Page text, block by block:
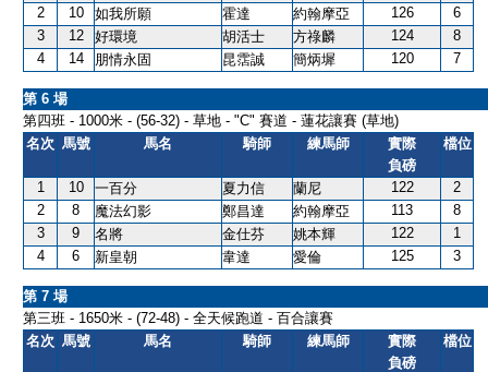
2
10 如我所願 霍達 約翰摩亞 126
6
3
12 好環境 胡活士 方祿麟 124
8
4
14 朋情永固 昆霑誠 簡炳墀 120 7
第 6 場
第四班 - 1000米 - (56-32) - 草地 - "C" 賽道 - 蓮花讓賽 (草地)
名次 馬號 馬名 騎師 練馬師
實際
負磅
檔位
1 10 一百分 夏力信 蘭尼 122
2
2
8 魔法幻影 鄭昌達 約翰摩亞 113
8
3
9 名將 金仕芬 姚本輝 122
1
4
6 新皇朝 韋達 愛倫 125 3
第 7 場
第三班 - 1650米 - (72-48) - 全天候跑道 - 百合讓賽
名次 馬號 馬名 騎師 練馬師
實際
負磅
檔位